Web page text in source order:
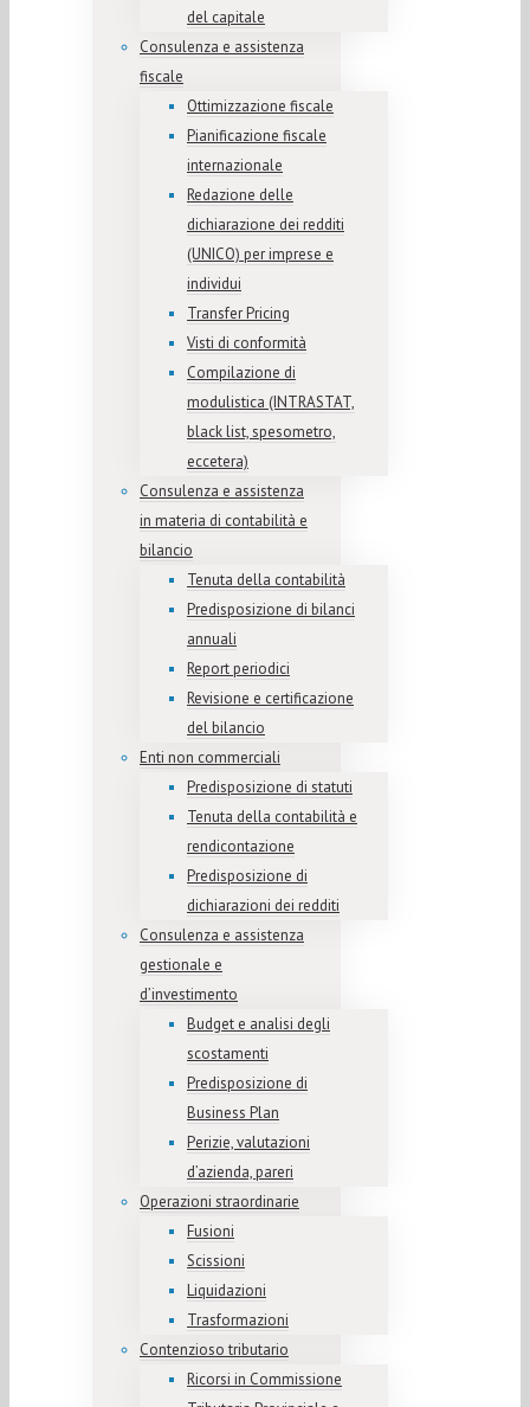
del capitale
Consulenza e assistenza
fiscale
Ottimizzazione fiscale
Pianificazione fiscale
internazionale
Redazione delle
dichiarazione dei redditi
(UNICO) per imprese e
individui
Transfer Pricing
Visti di conformità
Compilazione di
modulistica (INTRASTAT,
black list, spesometro,
eccetera)
Consulenza e assistenza
in materia di contabilità e
bilancio
Tenuta della contabilità
Predisposizione di bilanci
annuali
Report periodici
Revisione e certificazione
del bilancio
Enti non commerciali
Predisposizione di statuti
Tenuta della contabilità e
rendicontazione
Predisposizione di
dichiarazioni dei redditi
Consulenza e assistenza
gestionale e
d’investimento
Budget e analisi degli
scostamenti
Predisposizione di
Business Plan
Perizie, valutazioni
d’azienda, pareri
Operazioni straordinarie
Fusioni
Scissioni
Liquidazioni
Trasformazioni
Contenzioso tributario
Ricorsi in Commissione